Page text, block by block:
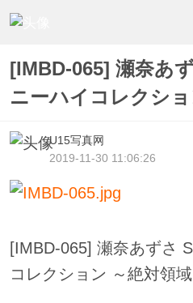
[IMBD-065] 瀬奈あ
ニーハイコレクシ
U15写真网
2019-11-30 11:06:26
[IMBD-065] 瀬奈あずさ
コレクション ～絶対領域